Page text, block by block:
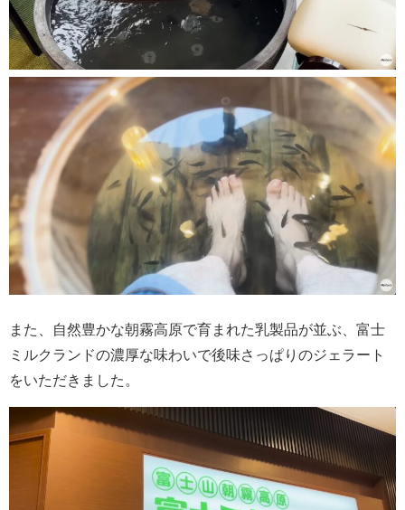
また、自然豊かな朝霧高原で育まれた乳製品が並ぶ、富士
ミルクランドの濃厚な味わいで後味さっぱりのジェラート
をいただきました。